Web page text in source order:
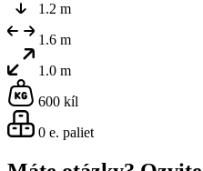
1.2 m
1.6 m
1.0 m
600 kíl
0 e. paliet